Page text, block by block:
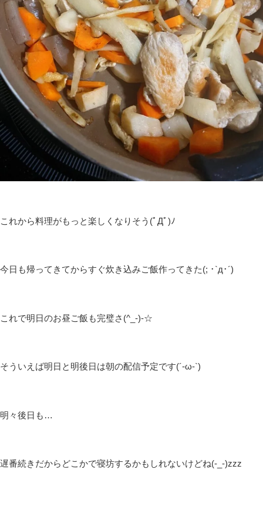
これから料理がもっと楽しくなりそう(ﾟДﾟ)ﾉ
今日も帰ってきてからすぐ炊き込みご飯作ってきた(; ･`д･´)
これで明日のお昼ご飯も完璧さ(^_-)-☆
そういえば明日と明後日は朝の配信予定です(´-ω-`)
明々後日も…
遅番続きだからどこかで寝坊するかもしれないけどね(-_-)zzz